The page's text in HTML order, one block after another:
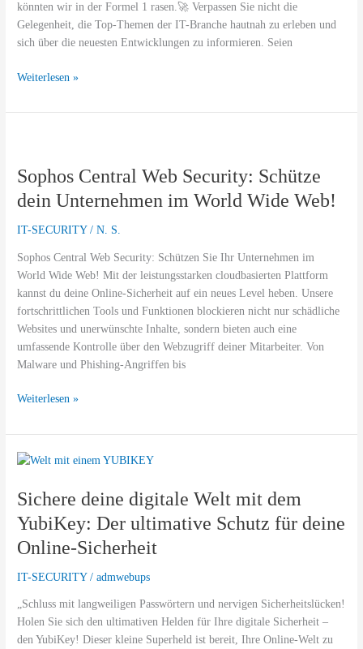
könnten wir in der Formel 1 rasen.🚀 Verpassen Sie nicht die
Gelegenheit, die Top-Themen der IT-Branche hautnah zu erleben und
sich über die neuesten Entwicklungen zu informieren. Seien
Weiterlesen »
Sophos Central Web Security: Schütze
dein Unternehmen im World Wide Web!
IT-SECURITY/N. S.
Sophos Central Web Security: Schützen Sie Ihr Unternehmen im
World Wide Web! Mit der leistungsstarken cloudbasierten Plattform
kannst du deine Online-Sicherheit auf ein neues Level heben. Unsere
fortschrittlichen Tools und Funktionen blockieren nicht nur schädliche
Websites und unerwünschte Inhalte, sondern bieten auch eine
umfassende Kontrolle über den Webzugriff deiner Mitarbeiter. Von
Malware und Phishing-Angriffen bis
Web
Security:
Schütze
dein
im
World
Wide
Web!
Weiterlesen »
Sichere deine digitale Welt mit dem
YubiKey: Der ultimative Schutz für deine
Online-Sicherheit
IT-SECURITY/admwebups
„Schluss mit langweiligen Passwörtern und nervigen Sicherheitslücken!
Holen Sie sich den ultimativen Helden für Ihre digitale Sicherheit –
den YubiKey! Dieser kleine Superheld ist bereit, Ihre Online-Welt zu
Sichere
digitale
mit
dem
Der
ultimative
Schutz
für